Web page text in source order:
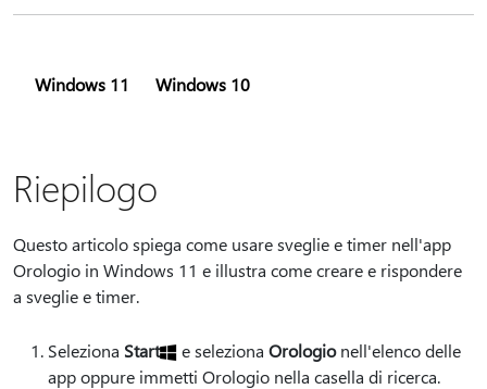
Windows 11 Windows 10
Riepilogo
Questo articolo spiega come usare sveglie e timer nell'app
Orologio in Windows 11 e illustra come creare e rispondere
a sveglie e timer.
Seleziona Start e seleziona Orologionell'elenco delle
app oppure immetti Orologio nella casella di ricerca.